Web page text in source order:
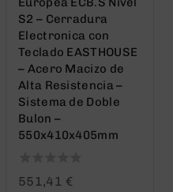
S2 – Cerradura
Electronica con
Teclado EASTHOUSE
– Acero Macizo de
Alta Resistencia –
Sistema de Doble
Bulon –
550x410x405mm
0
551,41 €